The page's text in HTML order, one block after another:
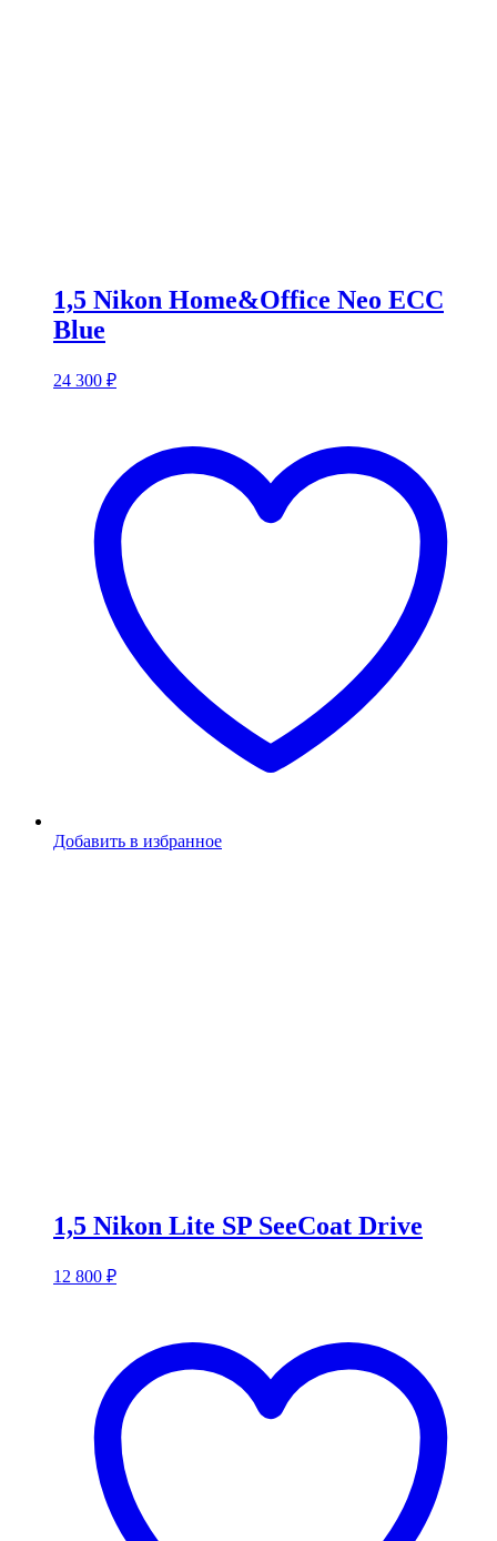
1,5 Nikon Home&Office Neo ECC
Blue
24 300 ₽
Добавить в избранное
1,5 Nikon Lite SP SeeCoat Drive
12 800 ₽